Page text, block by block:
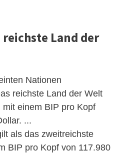
reichste Land der
Nationen
reichste Land der Welt
mit einem BIP pro Kopf
...
als das zweitreichste
BIP pro Kopf von 117.980